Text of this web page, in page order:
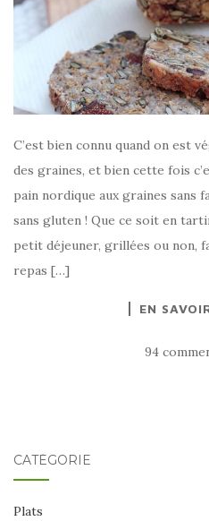
C’est bien connu quand on est
des graines, et bien cette fois
pain nordique aux graines sans
sans gluten ! Que ce soit en
petit déjeuner, grillées ou non,
repas […]
EN
94
CATÉGORIE
Plats